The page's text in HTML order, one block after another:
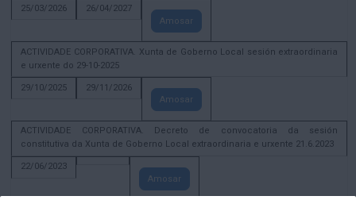
25/03/2026
26/04/2027
Amosar
ACTIVIDADE CORPORATIVA. Xunta de Goberno Local sesión extraordinaria
e urxente do 29-10-2025
29/10/2025
29/11/2026
Amosar
ACTIVIDADE CORPORATIVA. Decreto de convocatoria da sesión
constitutiva da Xunta de Goberno Local extraordinaria e urxente 21.6.2023
22/06/2023
Amosar